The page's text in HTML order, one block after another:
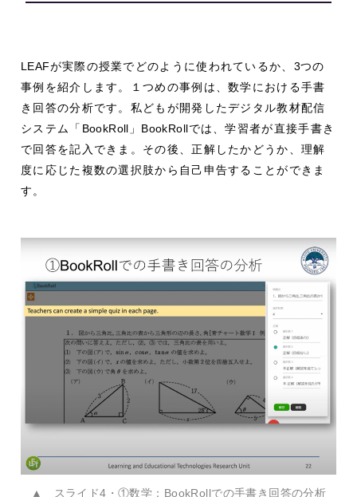
LEAFが実際の授業でどのように使われているか、 3つの
事例を紹介します。１つめの事例は、数学における手書
き回答の分析です。私どもが開発したデジタル教材配信
システム「 BookRoll 」 BookRollでは、学習者が直接手書き
で回答を記入できま。その後、正解したかどうか、理解
度に応じた複数の選択肢から自己申告することができま
す。
▲ スライド4・①数学：BookRollでの手書き回答の分析